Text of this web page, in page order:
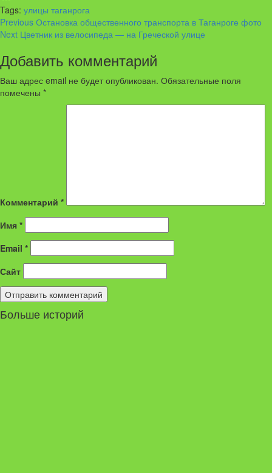
Tags: улицы таганрога
Continue
Reading
Previous Остановка общественного транспорта в Таганроге фото
Next Цветник из велосипеда — на Греческой улице
Добавить комментарий
Ваш адрес email не будет опубликован. Обязательные поля
помечены *
Комментарий *
Имя *
Email *
Сайт
Больше историй